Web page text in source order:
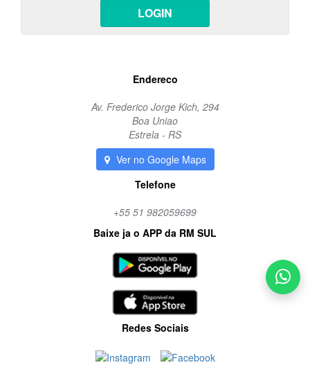
LOGIN
Endereco
Av. Frederico Jorge Kich, 294
Boa Uniao
Estrela - RS
Ver no Google Maps
Telefone
+55 51 982059699
Baixe ja o APP da RM SUL
Redes Sociais